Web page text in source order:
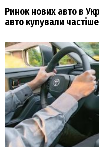
Ринок нових авто в
авто купували частіше